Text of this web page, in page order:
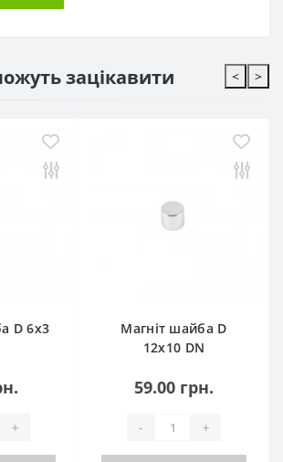
зацікавити <
D 6x3
+
Магніт шайба D
12x10 DN
59.00 грн.
- +
>